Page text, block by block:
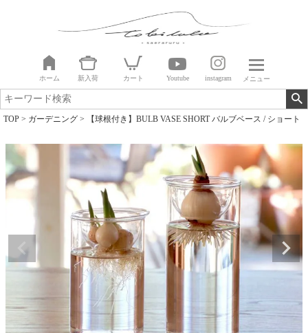
ホーム 新入荷 カート Youtube instagram メニュー
TOP ガーデニング 【球根付き】BULB VASE SHORT バルブベース / ショート